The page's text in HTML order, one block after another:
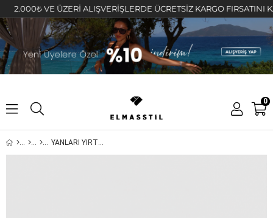
VE ÜZERİ ALIŞVERİŞLERDE ÜCRETSİZ KARGO FIRSATINI
0
YANLARI YIRTMAÇLI KAPRİ TAYT/3792